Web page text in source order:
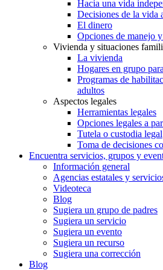
Hacia una vida
Decisiones de la vida
El dinero
Opciones de manejo
Vivienda y situaciones
La vivienda
Hogares en grupo
Programas de
adultos
Aspectos legales
Herramientas legales
Opciones legales a
Tutela o custodia legal
Toma de decisiones
Encuentra servicios, grupos y
Información general
Agencias estatales y
Videoteca
Blog
Sugiera un grupo de padres
Sugiera un servicio
Sugiera un evento
Sugiera un recurso
Sugiera una corrección
Blog